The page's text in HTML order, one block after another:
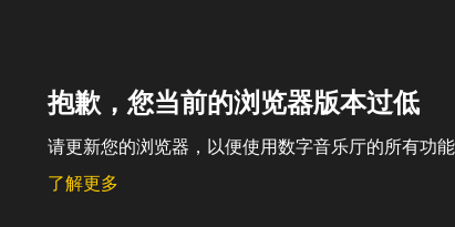
抱歉，您当前的浏览器版本过低
请更新您的浏览器，以便使用数字音乐厅的所有功能
了解更多